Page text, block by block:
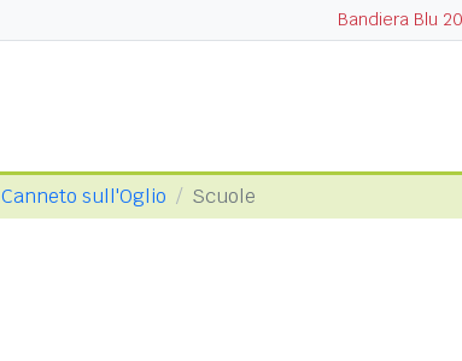
Bandiera Blu
Canneto sull'Oglio Scuole